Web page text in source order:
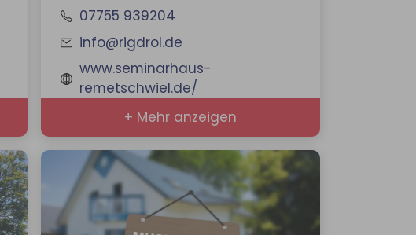
07755 939204
info@rigdrol.de
www.seminarhaus-
remetschwiel.de/
+ Mehr anzeigen